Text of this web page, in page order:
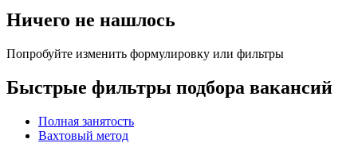
Ничего не нашлось
Попробуйте изменить формулировку или фильтры
Быстрые фильтры подбора вакансий
Полная занятость
Вахтовый метод